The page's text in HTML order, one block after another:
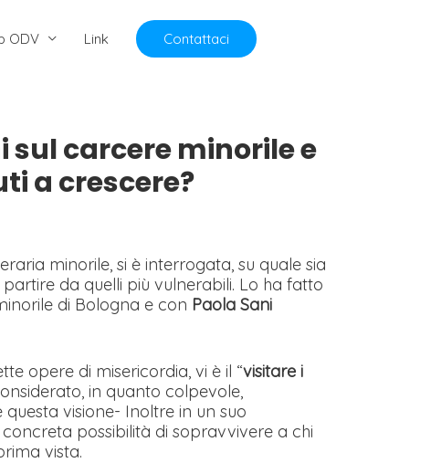
ODV Link Contattaci
sul carcere minorile e
a crescere?
minorile, si è interrogata, su quale sia
da quelli più vulnerabili. Lo ha fatto
di Bologna e con Paola Sani
opere di misericordia, vi è il “visitare i
in quanto colpevole,
visione- Inoltre in un suo
possibilità di sopravvivere a chi
vista.